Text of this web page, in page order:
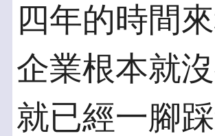
四年的時間
企業根本就
就已經一腳